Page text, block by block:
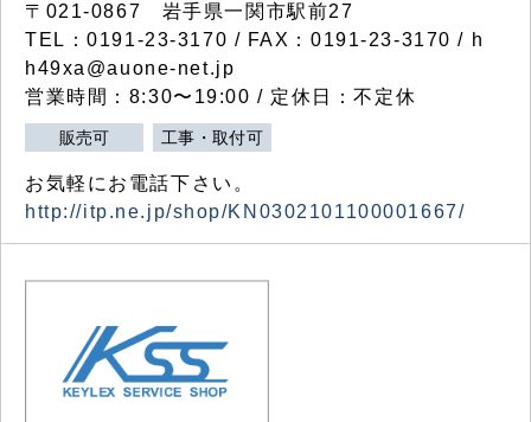
〒021-0867 岩手県一関市駅前27
TEL：0191-23-3170 / FAX：0191-23-3170 / h
h49xa@auone-net.jp
営業時間：8:30〜19:00 / 定休日：不定休
販売可 工事・取付可
お気軽にお電話下さい。
http://itp.ne.jp/shop/KN0302101100001667/